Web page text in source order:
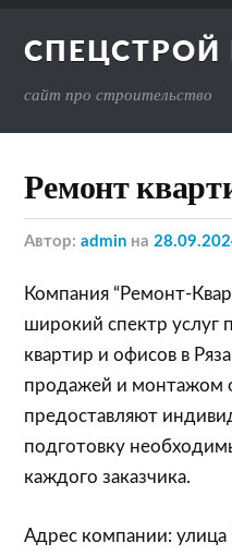
СПЕЦСТРОЙ
сайт про строительство
Ремонт
Автор:admin на
Компания “Ремонт-
широкий спектр услуг
квартир и офисов в
продажей и монтажом
предоставляют
подготовку
каждого заказчика.
Адрес компании: